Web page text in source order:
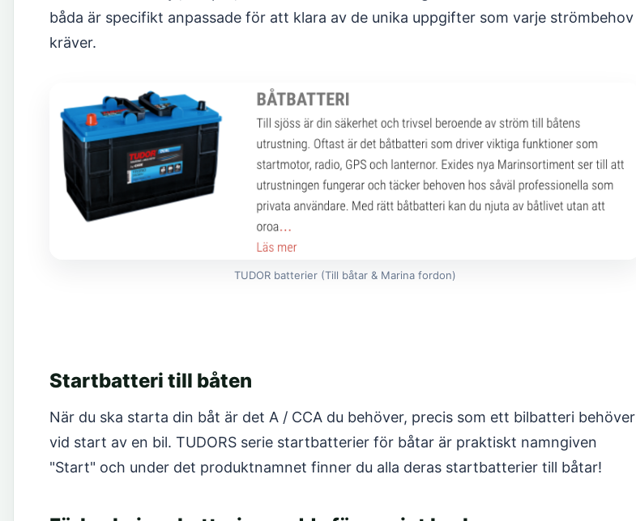
båda är specifikt anpassade för att klara av de unika uppgifter som varje strömbehov
kräver.
TUDOR batterier (Till båtar & Marina fordon)
Startbatteri till båten
När du ska starta din båt är det A / CCA du behöver, precis som ett bilbatteri behöver
vid start av en bil. TUDORS serie startbatterier för båtar är praktiskt namngiven
"Start" och under det produktnamnet finner du alla deras startbatterier till båtar!